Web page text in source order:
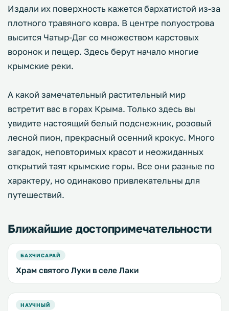
Издали их поверхность кажется бархатистой из-за
плотного травяного ковра. В центре полуострова
высится Чатыр-Даг со множеством карстовых
воронок и пещер. Здесь берут начало многие
крымские реки.
А какой замечательный растительный мир
встретит вас в горах Крыма. Только здесь вы
увидите настоящий белый подснежник, розовый
лесной пион, прекрасный осенний крокус. Много
загадок, неповторимых красот и неожиданных
открытий таят крымские горы. Все они разные по
характеру, но одинаково привлекательны для
путешествий.
Ближайшие достопримечательности
БАХЧИСАРАЙ
Храм святого Луки в селе Лаки
НАУЧНЫЙ